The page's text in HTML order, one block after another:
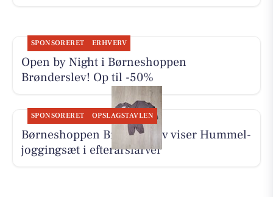
SPONSORERET ERHVERV
Open by Night i Børneshoppen
Brønderslev! Op til -50%
SPONSORERET OPSLAGSTAVLEN
Børneshoppen Brønderslev viser Hummel-
joggingsæt i efterårsfarver